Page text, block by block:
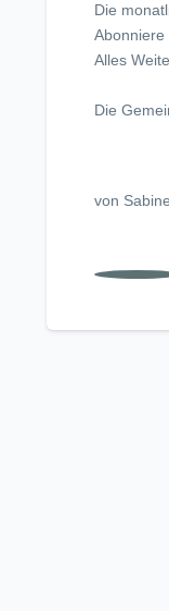
Die
Alles
Die
von